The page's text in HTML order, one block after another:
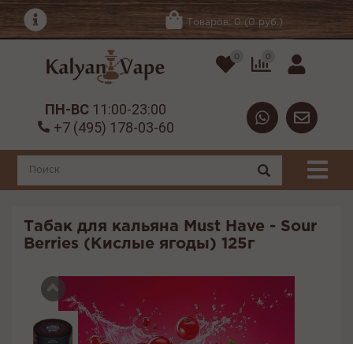
Товаров: 0 (0 руб.)
0 0
ПН-ВС 11:00-23:00
+7 (495) 178-03-60
Табак для кальяна Must Have - Sour
Berries (Кислые ягоды) 125г